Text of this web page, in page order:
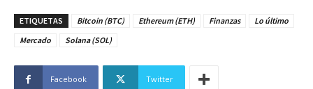
ETIQUETAS Bitcoin (BTC) Ethereum (ETH) Finanzas
Lo último
Mercado
Solana (SOL)
Facebook Twitter